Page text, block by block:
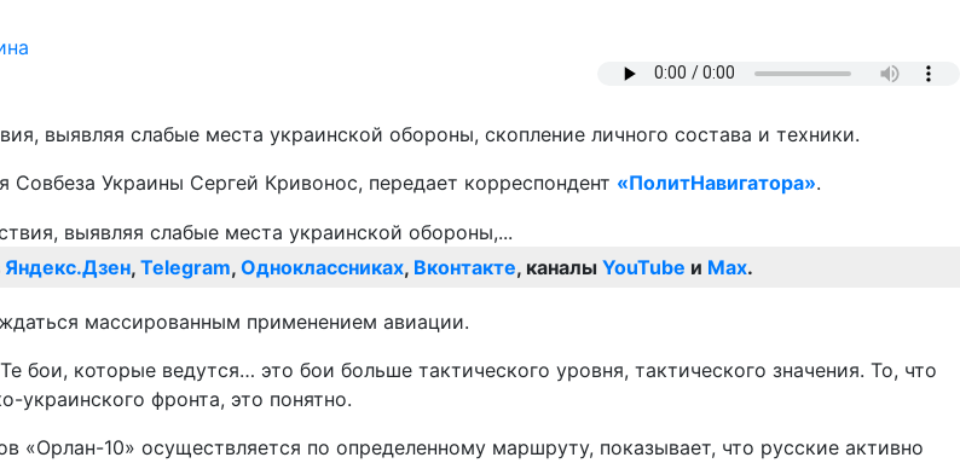
выявляя слабые места украинской обороны, скопление личного состава и техники.
Украины Сергей Кривонос, передает корреспондент «ПолитНавигатора».
Яндекс.Дзен, Telegram, Одноклассниках, Вконтакте, каналы YouTube и Max.
массированным применением авиации.
бои, которые ведутся… это бои больше тактического уровня, тактического значения. То, что
украинского фронта, это понятно.
«Орлан-10» осуществляется по определенному маршруту, показывает, что русские активно